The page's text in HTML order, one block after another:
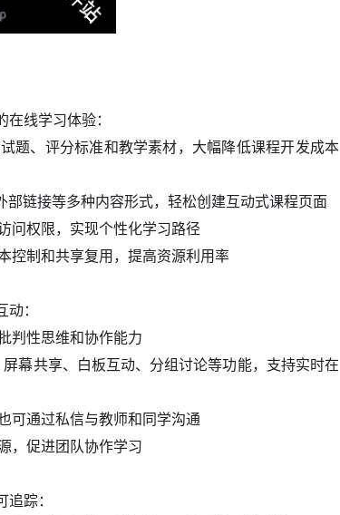
线学习体验：
题、评分标准和教学素材，大幅降低课程开发成本
链接等多种内容形式，轻松创建互动式课程页面
问权限，实现个性化学习路径
控制和共享复用，提高资源利用率
：
判性思维和协作能力
屏幕共享、白板互动、分组讨论等功能，支持实时在
可通过私信与教师和同学沟通
，促进团队协作学习
踪：